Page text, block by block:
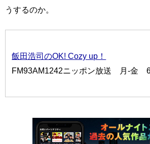
うするのか。
飯田浩司のOK! Cozy up！
FM93AM1242ニッポン放送 月-金